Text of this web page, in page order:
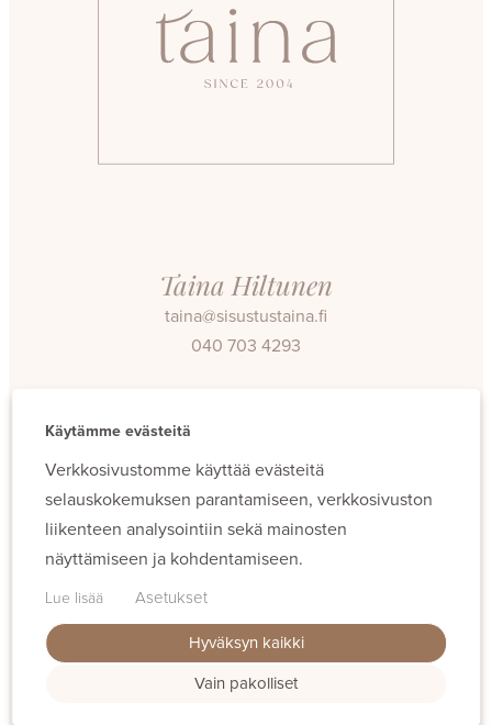
Taina Hiltunen
taina@sisustustaina.fi
040 703 4293
Käytämme evästeitä
Verkkosivustomme käyttää evästeitä
selauskokemuksen parantamiseen, verkkosivuston
liikenteen analysointiin sekä mainosten
näyttämiseen ja kohdentamiseen.
Lue lisää Asetukset
Vain pakolliset
Hyväksyn kaikki